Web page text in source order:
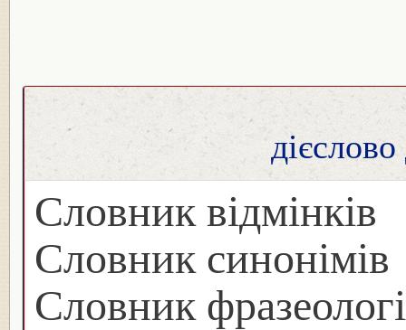
Словник відмінків
Словник синонімів
Словник